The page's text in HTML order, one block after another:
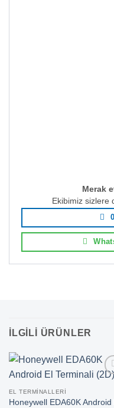
Merak
Ekibimiz sizlere
İLGILI ÜRÜNLER
EL TERMINALLERI
Honeywell EDA60K Android